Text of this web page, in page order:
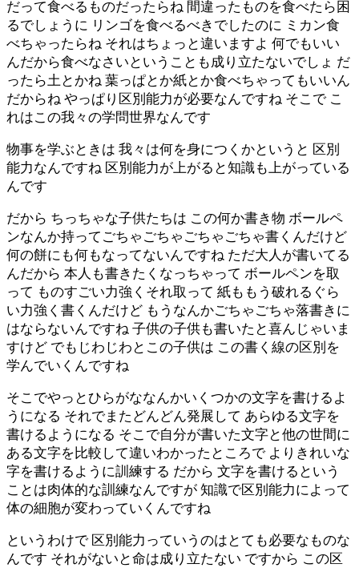
だって食べるものだったらね 間違ったものを食べたら困
るでしょうに リンゴを食べるべきでしたのに ミカン食
べちゃったらね それはちょっと違いますよ 何でもいい
んだから食べなさいということも成り立たないでしょ だ
ったら土とかね 葉っぱとか紙とか食べちゃってもいいん
だからね やっぱり区別能力が必要なんですね そこで こ
れはこの我々の学問世界なんです
物事を学ぶときは 我々は何を身につくかというと 区別
能力なんですね 区別能力が上がると知識も上がっている
んです
だから ちっちゃな子供たちは この何か書き物 ボールペ
ンなんか持ってごちゃごちゃごちゃごちゃ書くんだけど
何の餅にも何もなってないんですね ただ大人が書いてる
んだから 本人も書きたくなっちゃって ボールペンを取
って ものすごい力強くそれ取って 紙ももう破れるぐら
い力強く書くんだけど もうなんかごちゃごちゃ落書きに
はならないんですね 子供の子供も書いたと喜んじゃいま
すけど でもじわじわとこの子供は この書く線の区別を
学んでいくんですね
そこでやっとひらがななんかいくつかの文字を書けるよ
うになる それでまたどんどん発展して あらゆる文字を
書けるようになる そこで自分が書いた文字と他の世間に
ある文字を比較して違いわかったところで よりきれいな
字を書けるように訓練する だから 文字を書けるという
ことは肉体的な訓練なんですが 知識で区別能力によって
体の細胞が変わっていくんですね
というわけで 区別能力っていうのはとても必要なものな
んです それがないと命は成り立たない ですから この区